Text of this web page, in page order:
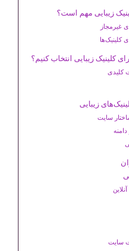
زیبایی مهم است؟
غیرمجاز
کلینیک‌ها
کلینیک زیبایی انتخاب کنیم؟
کلیدی
زیبایی
سایت